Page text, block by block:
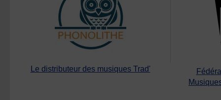
Le distributeur des musiques Trad'